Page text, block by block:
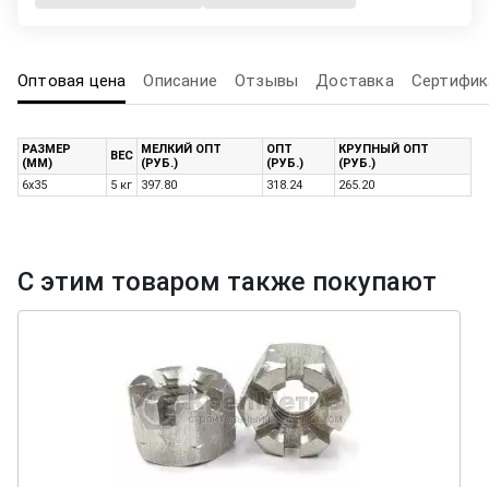
Оптовая цена Описание Отзывы Доставка
РАЗМЕР
(ММ)
ВЕС
МЕЛКИЙ ОПТ
(РУБ.)
ОПТ
(РУБ.)
КРУПНЫЙ ОПТ
(РУБ.)
6х35
5 кг 397.80 318.24 265.20
С этим товаром также покупают